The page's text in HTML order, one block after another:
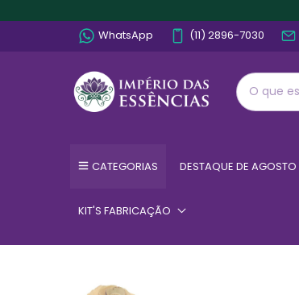
WhatsApp (11) 2896-7030
CATEGORIAS DESTAQUE DE AGOSTO
KIT'S FABRICAÇÃO